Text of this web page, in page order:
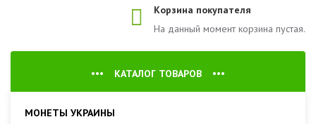
Корзина покупателя
На данный момент корзина пустая.
КАТАЛОГ ТОВАРОВ
МОНЕТЫ УКРАИНЫ